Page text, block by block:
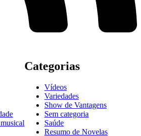
Categorias
Vídeos
Variedades
Show de Vantagens
Sem categoria
Saúde
Resumo de Novelas